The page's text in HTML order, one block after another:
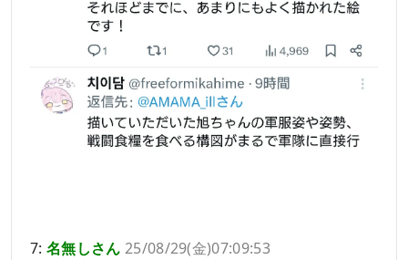
7: 名無しさん 25/08/29(金)07:09:53